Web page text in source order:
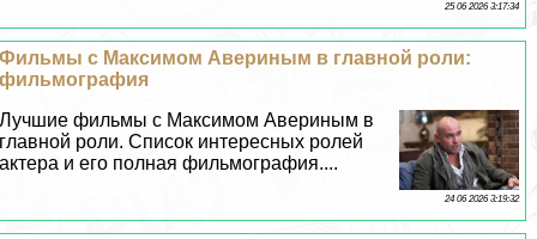
25 06 2026 3:17:34
Фильмы с Максимом Авериным в главной роли:
фильмография
Лучшие фильмы с Максимом Авериным в
главной роли. Список интересных ролей
актера и его полная фильмография....
24 06 2026 3:19:32